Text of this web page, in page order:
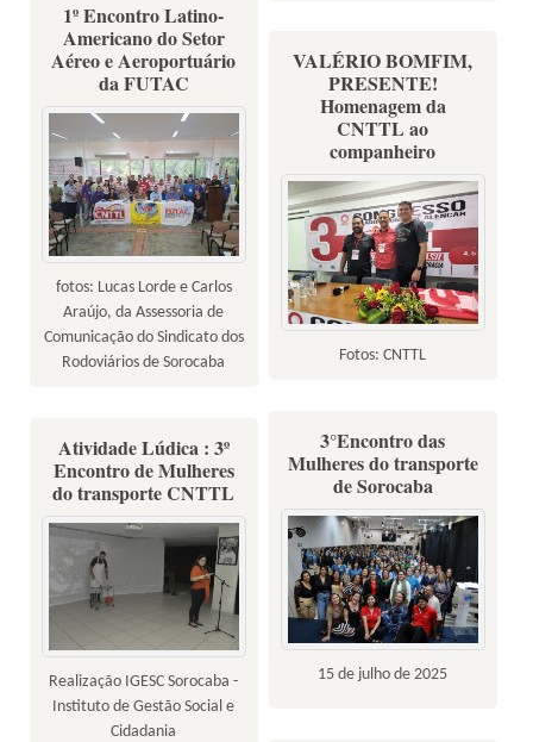
1º Encontro Latino-
Americano do Setor
Aéreo e Aeroportuário
da FUTAC
fotos: Lucas Lorde e Carlos
Araújo, da Assessoria de
Comunicação do Sindicato dos
Rodoviários de Sorocaba
VALÉRIO BOMFIM,
PRESENTE!
Homenagem da
CNTTL ao
companheiro
Fotos: CNTTL
3°Encontro das
Mulheres do transporte
de Sorocaba
15 de julho de 2025
Atividade Lúdica : 3º
Encontro de Mulheres
do transporte CNTTL
Realização IGESC Sorocaba -
Instituto de Gestão Social e
Cidadania